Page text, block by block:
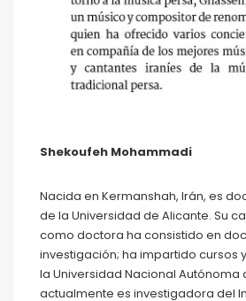
Shekoufeh Mohammadi
Nacida en Kermanshah, Irán, es
de la Universidad de Alicante. Su
como doctora ha consistido en
investigación; ha impartido cursos
la Universidad Nacional Autónoma
actualmente es investigadora del